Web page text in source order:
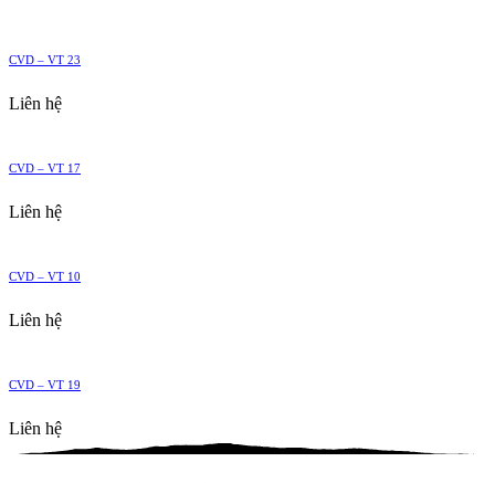
CVD – VT 23
Liên hệ
CVD – VT 17
Liên hệ
CVD – VT 10
Liên hệ
CVD – VT 19
Liên hệ